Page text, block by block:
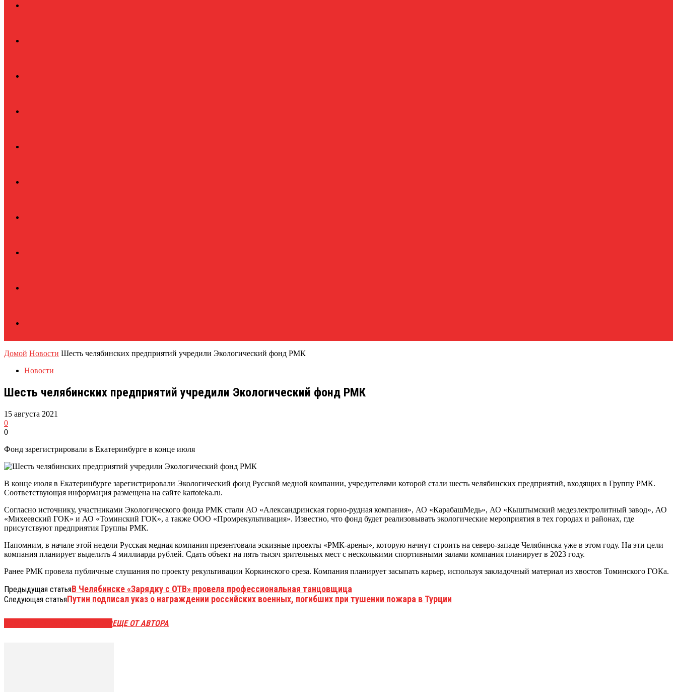
Домой Новости Шесть челябинских предприятий учредили Экологический фонд РМК
Новости
Шесть челябинских предприятий учредили Экологический фонд РМК
15 августа 2021
0
0
Фонд зарегистрировали в Екатеринбурге в конце июля
В конце июля в Екатеринбурге зарегистрировали Экологический фонд Русской медной компании, учредителями которой стали шесть челябинских предприятий, входящих в Группу РМК.
Соответствующая информация размещена на сайте kartoteka.ru.
Согласно источнику, участниками Экологического фонда РМК стали АО «Александринская горно-рудная компания», АО «КарабашМедь», АО «Кыштымский медеэлектролитный завод», АО
«Михеевский ГОК» и АО «Томинский ГОК», а также ООО «Промрекультивация». Известно, что фонд будет реализовывать экологические мероприятия в тех городах и районах, где
присутствуют предприятия Группы РМК.
Напомним, в начале этой недели Русская медная компания презентовала эскизные проекты «РМК-арены», которую начнут строить на северо-западе Челябинска уже в этом году. На эти цели
компания планирует выделить 4 миллиарда рублей. Сдать объект на пять тысяч зрительных мест с несколькими спортивными залами компания планирует в 2023 году.
Ранее РМК провела публичные слушания по проекту рекультивации Коркинского среза. Компания планирует засыпать карьер, используя закладочный материал из хвостов Томинского ГОКа.
Предыдущая статьяВ Челябинске «Зарядку с ОТВ» провела профессиональная танцовщица
Следующая статьяПутин подписал указ о награждении российских военных, погибших при тушении пожара в Турции
ЕЩЕ ОТ АВТОРА